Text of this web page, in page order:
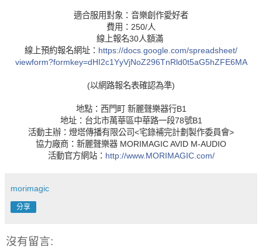
適合服用對象：音樂創作愛好者
費用：250/人
線上報名30人額滿
線上預約報名網址： https://docs.google.com/spreadsheet/
viewform?formkey=dHI2c1YyVjNoZ296TnRld0t5aG5hZFE6MA
(以網路報名表確認為準)
地點：西門町 新麗聲樂器行B1
地址：台北市萬華區中華路一段78號B1
活動主辦：燈塔傳播有限公司<宅錄補完計劃製作委員會>
協力廠商：新麗聲樂器 MORIMAGIC AVID M-AUDIO
活動官方網站： http://www.MORIMAGIC.com/
morimagic
分享
沒有留言: